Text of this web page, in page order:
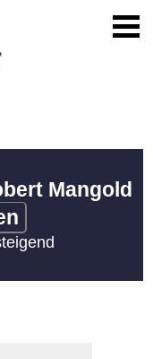
Mangold